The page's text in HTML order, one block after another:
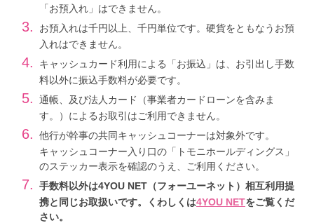
「お預入れ」はできません。
3.
お預入れは千円以上、千円単位です。硬貨をともなうお預
入れはできません。
4.
キャッシュカード利用による「お振込」は、お引出し手数
料以外に振込手数料が必要です。
5.
通帳、及び法人カード（事業者カードローンを含みま
す。）によるお取引はご利用できません。
6.
他行が幹事の共同キャッシュコーナーは対象外です。
キャッシュコーナー入り口の「トモニホールディングス」
のステッカー表示を確認のうえ、ご利用ください。
7.
手数料以外は4YOU NET（フォーユーネット）相互利用提
携と同じお取扱いです。くわしくは4YOU NETをご覧くだ
さい。